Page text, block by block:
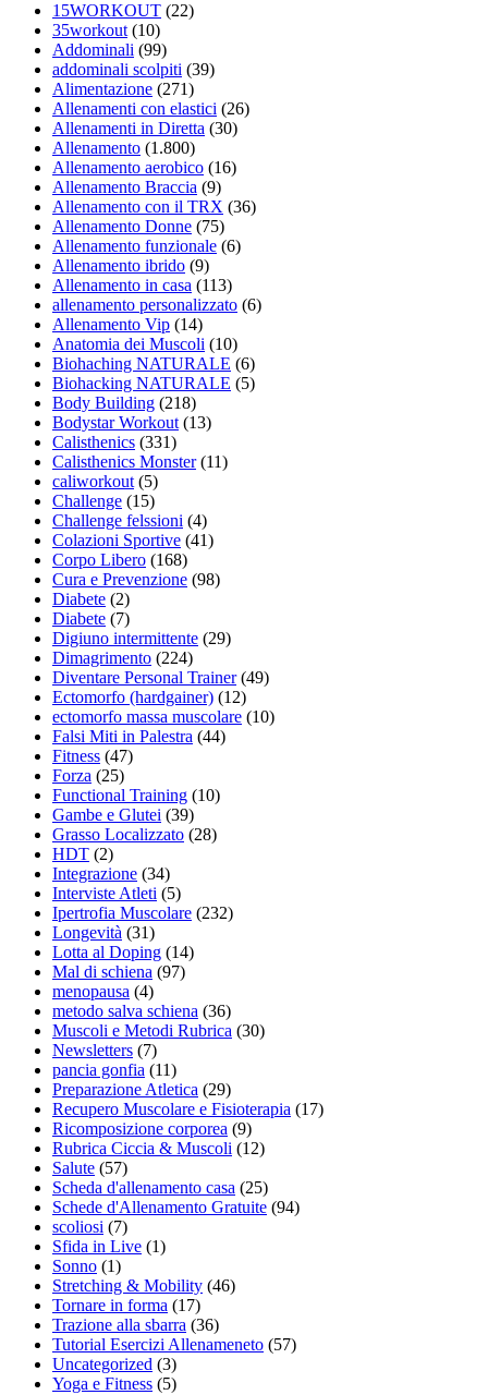
15WORKOUT (22)
35workout (10)
Addominali (99)
addominali scolpiti (39)
Alimentazione (271)
Allenamenti con elastici (26)
Allenamenti in Diretta (30)
Allenamento (1.800)
Allenamento aerobico (16)
Allenamento Braccia (9)
Allenamento con il TRX (36)
Allenamento Donne (75)
Allenamento funzionale (6)
Allenamento ibrido (9)
Allenamento in casa (113)
allenamento personalizzato (6)
Allenamento Vip (14)
Anatomia dei Muscoli (10)
Biohaching NATURALE (6)
Biohacking NATURALE (5)
Body Building (218)
Bodystar Workout (13)
Calisthenics (331)
Calisthenics Monster(11)
caliworkout (5)
Challenge (15)
Challenge felssioni (4)
Colazioni Sportive (41)
Corpo Libero (168)
Cura e Prevenzione (98)
Diabete (2)
Diabete (7)
Digiuno intermittente (29)
Dimagrimento (224)
Diventare Personal Trainer(49)
Ectomorfo (hardgainer) (12)
ectomorfo massa muscolare (10)
Falsi Miti in Palestra (44)
Fitness (47)
Forza (25)
Functional Training (10)
Gambe e Glutei (39)
Grasso Localizzato (28)
HDT (2)
Integrazione (34)
Interviste Atleti (5)
Ipertrofia Muscolare (232)
Longevità (31)
Lotta al Doping (14)
Mal di schiena (97)
menopausa (4)
metodo salva schiena (36)
Muscoli e Metodi Rubrica (30)
Newsletters (7)
pancia gonfia (11)
Preparazione Atletica (29)
Recupero Muscolare e Fisioterapia (17)
Ricomposizione corporea (9)
Rubrica Ciccia & Muscoli (12)
Salute (57)
Scheda d'allenamento casa (25)
Schede d'Allenamento Gratuite (94)
scoliosi (7)
Sfida in Live (1)
Sonno (1)
Stretching & Mobility (46)
Tornare in forma (17)
Trazione alla sbarra (36)
Tutorial Esercizi Allenameneto (57)
Uncategorized (3)
Yoga e Fitness (5)